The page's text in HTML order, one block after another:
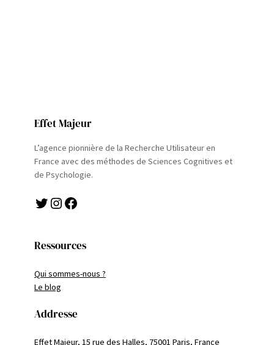
Effet Majeur
L’agence pionnière de la Recherche Utilisateur en
France avec des méthodes de Sciences Cognitives et
de Psychologie.
Twitter Instagram Facebook
Ressources
Qui sommes-nous ?
Le blog
Addresse
Effet Majeur, 15 rue des Halles, 75001 Paris, France